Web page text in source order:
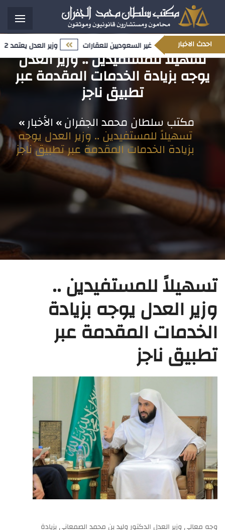
احدث الاخبار وزير العدل يعتمد 12 تعيينًا قياديًا ضمن مسار تمكين الكفاءات الوطنية وتعزيز النضج المؤسسي المتعلق بملكية غير السعوديين للعقارات
تسهيلاً للمستفيدين .. وزير العدل
يوجه بزيادة الخدمات المقدمة عبر
تطبيق ناجز
مكتب سلطان محمد الجفران الأخبار
تسهيلاً للمستفيدين .. وزير العدل يوجه
بزيادة الخدمات المقدمة عبر تطبيق ناجز
تسهيلاً للمستفيدين ..
وزير العدل يوجه بزيادة
الخدمات المقدمة عبر
تطبيق ناجز
وجه معالي وزير العدل الدكتور وليد بن محمد الصمعاني بزيادة